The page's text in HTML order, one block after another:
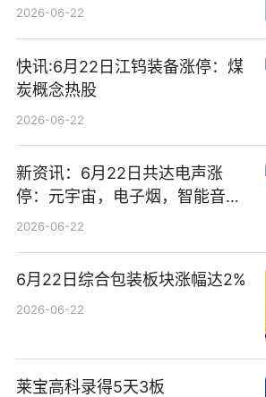
2026-06-22
快讯:6月22日江钨装备涨停：煤
炭概念热股
2026-06-22
新资讯：6月22日共达电声涨
停：元宇宙，电子烟，智能音箱
概念热股
2026-06-22
6月22日综合包装板块涨幅达2%
2026-06-22
莱宝高科录得5天3板